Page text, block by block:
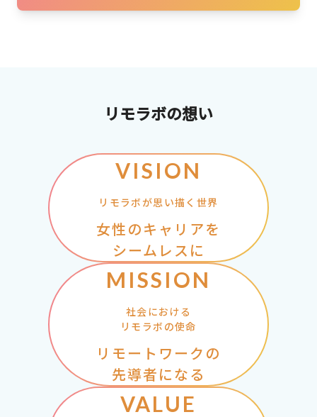
リモラボの想い
VISION
リモラボが思い描く世界
女性のキャリアを
シームレスに
MISSION
社会における
リモラボの使命
リモートワークの
先導者になる
VALUE